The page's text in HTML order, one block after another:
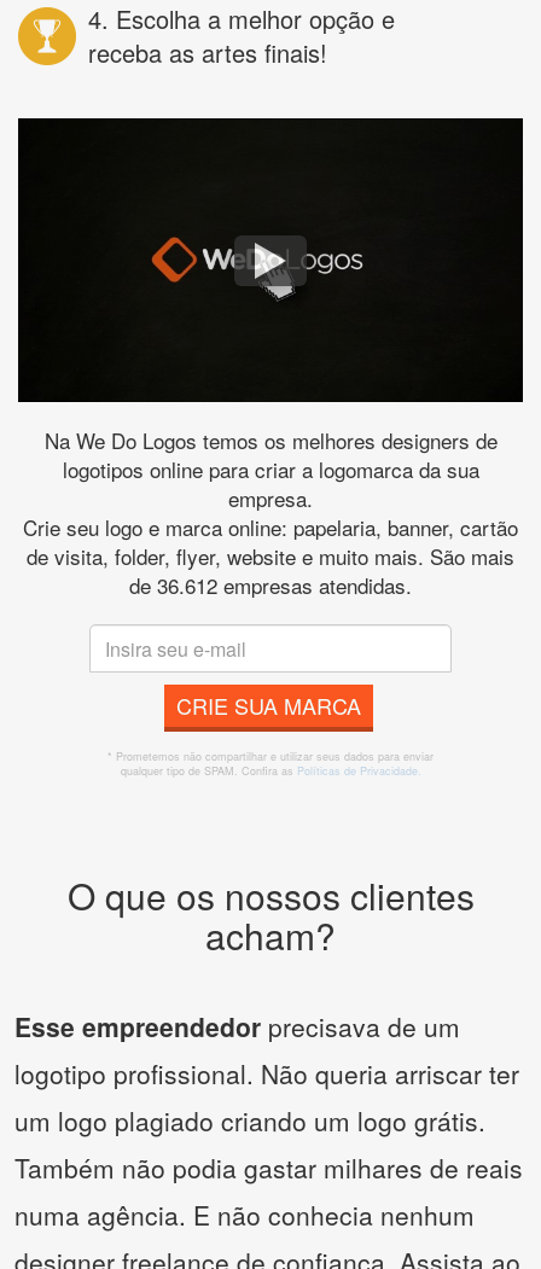
4. Escolha a melhor opção e
receba as artes finais!
Na We Do Logos temos os melhores designers de
logotipos online para criar a logomarca da sua
empresa.
Crie seu logo e marca online: papelaria, banner, cartão
de visita, folder, flyer, website e muito mais. São mais
de 36.612 empresas atendidas.
CRIE SUA MARCA
* Prometemos não compartilhar e utilizar seus dados para enviar
qualquer tipo de SPAM. Confira as Políticas de Privacidade.
O que os nossos clientes
acham?
Esse empreendedor precisava de um
logotipo profissional. Não queria arriscar ter
um logo plagiado criando um logo grátis.
Também não podia gastar milhares de reais
numa agência. E não conhecia nenhum